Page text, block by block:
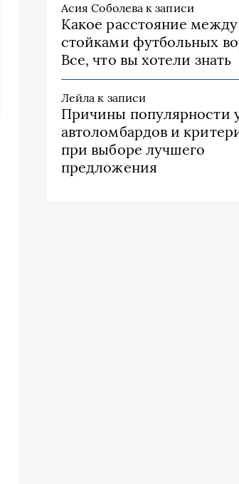
Асия Соболева к записи
Какое расстояние между
стойками футбольных
Все, что вы хотели знать
Лейла к записи
Причины популярности
автоломбардов и
при выборе лучшего
предложения